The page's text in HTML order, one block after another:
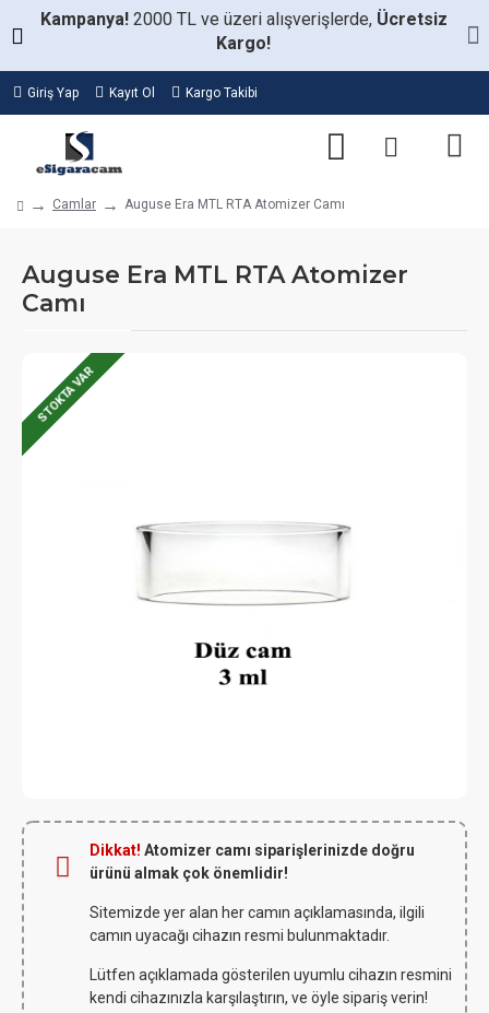
Kampanya! 2000 TL ve üzeri alışverişlerde, Ücretsiz
Kargo!
Giriş Yap Kayıt Ol Kargo Takibi
Camlar Auguse Era MTL RTA Atomizer Camı
Auguse Era MTL RTA Atomizer
Camı
STOKTA VAR
Dikkat! Atomizer camı siparişlerinizde doğru
ürünü almak çok önemlidir!
Sitemizde yer alan her camın açıklamasında, ilgili
camın uyacağı cihazın resmi bulunmaktadır.
Lütfen açıklamada gösterilen uyumlu cihazın resmini
kendi cihazınızla karşılaştırın, ve öyle sipariş verin!